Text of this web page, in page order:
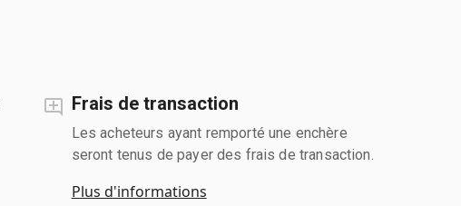
Frais de transaction
Les acheteurs ayant remporté une enchère
seront tenus de payer des frais de transaction.
Plus d'informations